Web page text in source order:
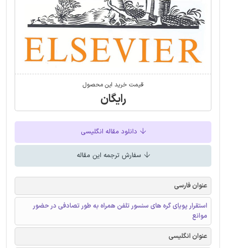
قیمت خرید این محصول
رایگان
دانلود مقاله انگلیسی
سفارش ترجمه این مقاله
عنوان فارسی
استقرار پویای گره های سنسور تلفن همراه به طور تصادفی در حضور
موانع
عنوان انگلیسی